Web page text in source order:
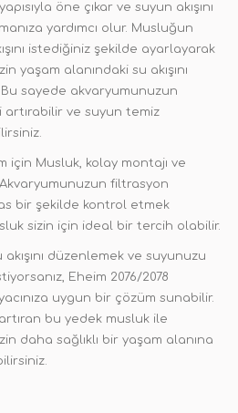
öne çıkar ve suyun akışını
yardımcı olur. Musluğun
istediğiniz şekilde ayarlayarak
yaşam alanındaki su akışını
sayede akvaryumunuzun
ve suyun temiz
için Musluk, kolay montajı ve
Akvaryumunuzun filtrasyon
bir şekilde kontrol etmek
sizin için ideal bir tercih olabilir.
düzenlemek ve suyunuzu
Eheim 2076/2078
uygun bir çözüm sunabilir.
bu yedek musluk ile
daha sağlıklı bir yaşam alanına